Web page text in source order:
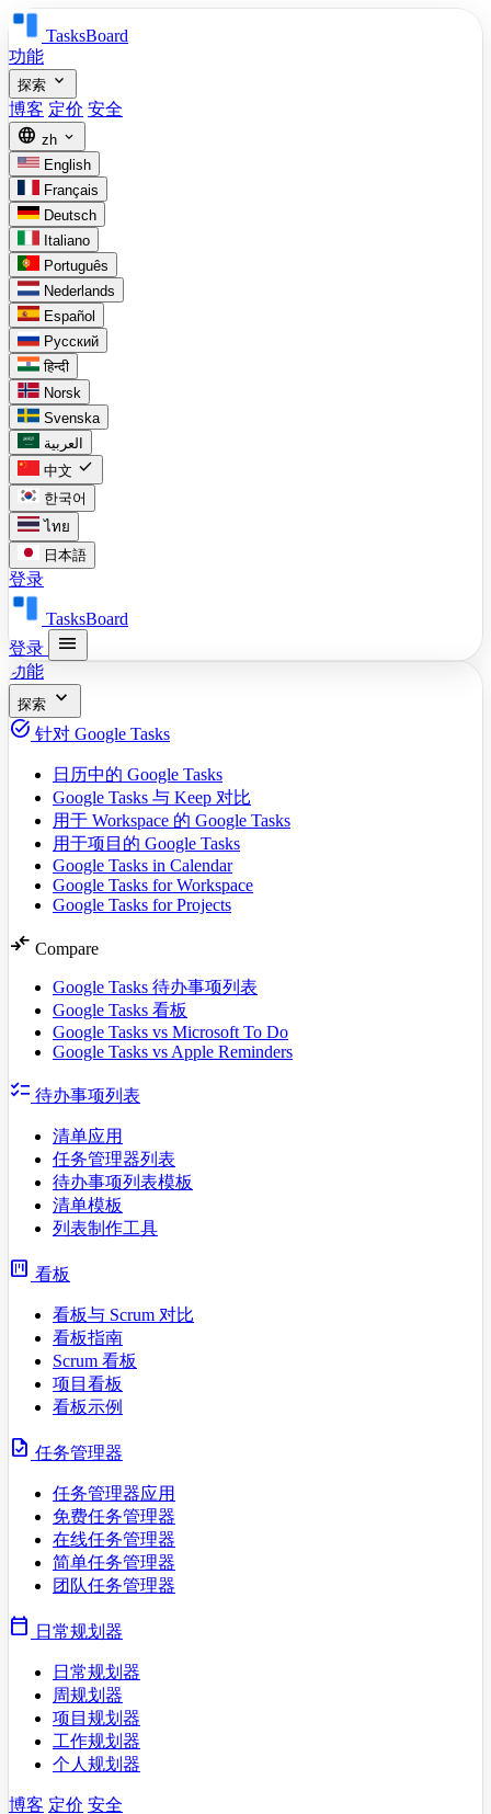
TasksBoard
功能
探索 expand_more
博客 定价 安全
language zh expand_more
English
Français
Deutsch
Italiano
Português
Nederlands
Español
Русский
हिन्दी
Norsk
Svenska
العربية
中文 check
한국어
ไทย
日本語
登录
TasksBoard
登录
menu
功能
探索 expand_more
task_alt 针对 Google Tasks
日历中的 Google Tasks
Google Tasks 与 Keep 对比
用于 Workspace 的 Google Tasks
用于项目的 Google Tasks
Google Tasks in Calendar
Google Tasks for Workspace
Google Tasks for Projects
compare_arrows Compare
Google Tasks 待办事项列表
Google Tasks 看板
Google Tasks vs Microsoft To Do
Google Tasks vs Apple Reminders
checklist 待办事项列表
清单应用
任务管理器列表
待办事项列表模板
清单模板
列表制作工具
view_kanban 看板
看板与 Scrum 对比
看板指南
Scrum 看板
项目看板
看板示例
task 任务管理器
任务管理器应用
免费任务管理器
在线任务管理器
简单任务管理器
团队任务管理器
calendar_today 日常规划器
日常规划器
周规划器
项目规划器
工作规划器
个人规划器
博客 定价 安全